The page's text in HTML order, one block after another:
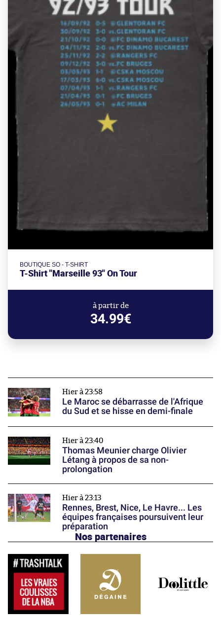
BOUTIQUE SO - T-SHIRT
T-Shirt "Marseille 93" On Tour
à partir de
34.99€
Hier à 23:58
Le Maroc se débarrasse de l'Afrique
du Sud et se hisse en demi-finale
Hier à 23:40
Thomas Meunier charge Olivier
Létang à propos de sa non-
prolongation
Hier à 23:13
Rennes, Brest, Nice, Le Havre... Les
équipes françaises poursuivent leur
préparation
Nos partenaires